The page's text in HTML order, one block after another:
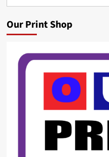
Our Print Shop